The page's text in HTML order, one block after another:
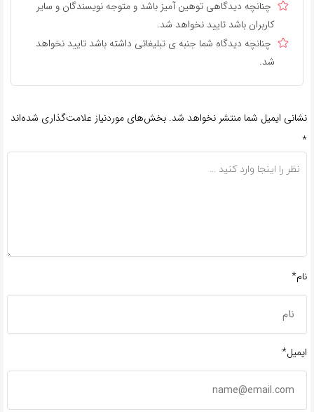
چنانچه دیدگاهی توهین آمیز باشد و متوجه نویسندگان و سایر
کاربران باشد تایید نخواهد شد.
چنانچه دیدگاه شما جنبه ی تبلیغاتی داشته باشد تایید نخواهد
شد.
نشانی ایمیل شما منتشر نخواهد شد. بخش‌های موردنیاز علامت‌گذاری شده‌اند
*
نام*
ایمیل*